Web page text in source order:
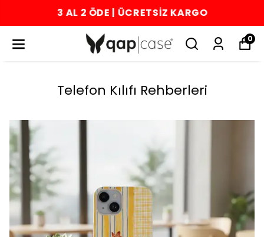
3 AL 2 ÖDE | ÜCRETSİZ KARGO
0
Telefon Kılıfı Rehberleri